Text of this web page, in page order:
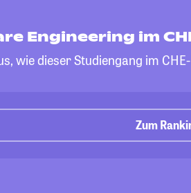
Engineering im
wie dieser Studiengang im
Zum